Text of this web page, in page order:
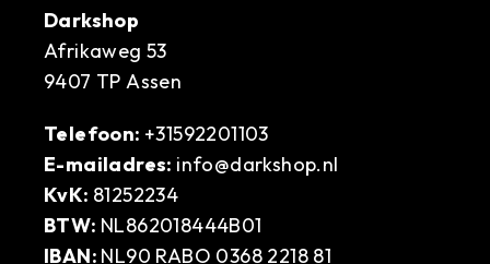
Darkshop
Afrikaweg 53
9407 TP Assen
Telefoon: +31592201103
E-mailadres: info@darkshop.nl
KvK: 81252234
BTW: NL862018444B01
IBAN: NL90 RABO 0368 2218 81